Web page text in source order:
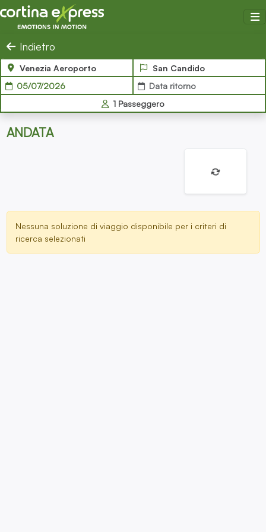
Salta al contenuto
Cortina Express
Indietro
Venezia Aeroporto
San Candido
05/07/2026
Data ritorno
1 Passeggero
ANDATA
Nessuna soluzione di viaggio disponibile per i criteri di
ricerca selezionati